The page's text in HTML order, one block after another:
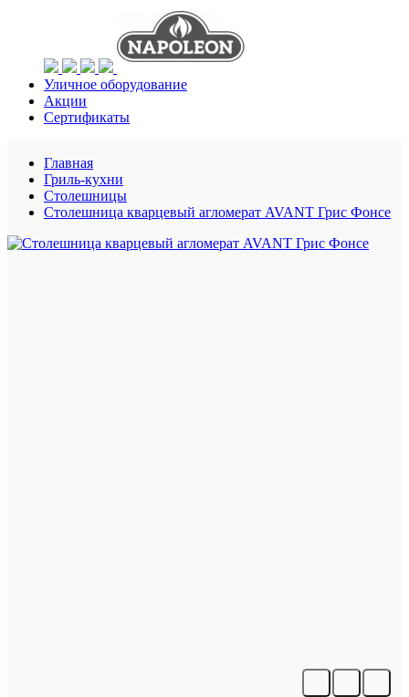
Уличное оборудование
Акции
Сертификаты
Главная
Гриль-кухни
Столешницы
Столешница кварцевый агломерат AVANT Грис Фонсе